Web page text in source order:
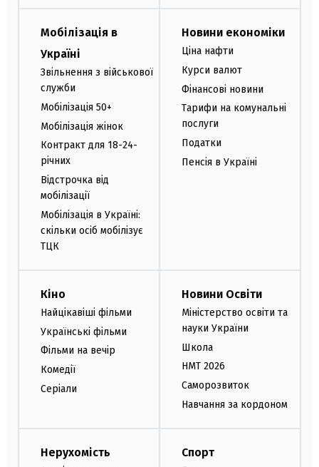
Мобілізація в
Україні
Звільнення з військової
служби
Мобілізація 50+
Мобілізація жінок
Контракт для 18-24-
річних
Відстрочка від
мобілізації
Мобілізація в Україні:
скільки осіб мобілізує
ТЦК
Новини економіки
Ціна нафти
Курси валют
Фінансові новини
Тарифи на комунальні
послуги
Податки
Пенсія в Україні
Кіно
Найцікавіші фільми
Українські фільми
Фільми на вечір
Комедії
Серіали
Новини Освіти
Міністерство освіти та
науки України
Школа
НМТ 2026
Саморозвиток
Навчання за кордоном
Нерухомість Спорт